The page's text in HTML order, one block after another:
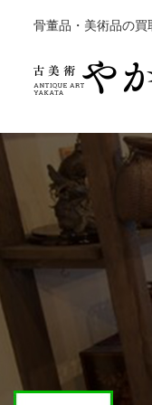
骨董品・美術品の買